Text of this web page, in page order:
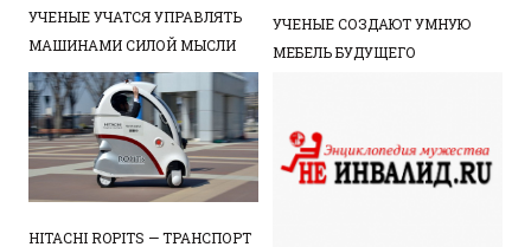
УЧЕНЫЕ УЧАТСЯ УПРАВЛЯТЬ
МАШИНАМИ СИЛОЙ МЫСЛИ
УЧЕНЫЕ СОЗДАЮТ УМНУЮ
МЕБЕЛЬ БУДУЩЕГО
HITACHI ROPITS — ТРАНСПОРТ